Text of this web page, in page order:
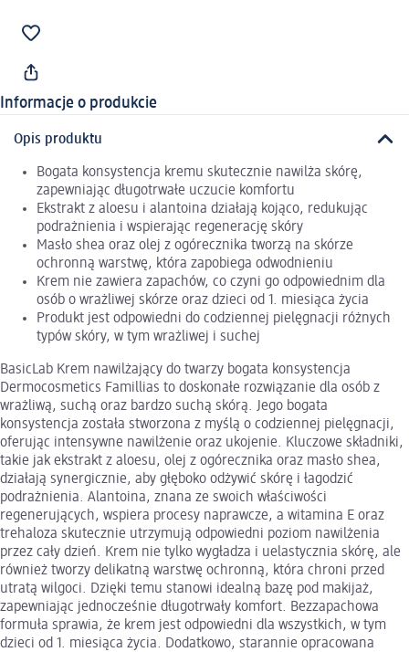
Informacje o produkcie
Opis produktu
Bogata konsystencja kremu skutecznie nawilża skórę,
zapewniając długotrwałe uczucie komfortu
Ekstrakt z aloesu i alantoina działają kojąco, redukując
podrażnienia i wspierając regenerację skóry
Masło shea oraz olej z ogórecznika tworzą na skórze
ochronną warstwę, która zapobiega odwodnieniu
Krem nie zawiera zapachów, co czyni go odpowiednim dla
osób o wrażliwej skórze oraz dzieci od 1. miesiąca życia
Produkt jest odpowiedni do codziennej pielęgnacji różnych
typów skóry, w tym wrażliwej i suchej
BasicLab Krem nawilżający do twarzy bogata konsystencja
Dermocosmetics Famillias to doskonałe rozwiązanie dla osób z
wrażliwą, suchą oraz bardzo suchą skórą. Jego bogata
konsystencja została stworzona z myślą o codziennej pielęgnacji,
oferując intensywne nawilżenie oraz ukojenie. Kluczowe składniki,
takie jak ekstrakt z aloesu, olej z ogórecznika oraz masło shea,
działają synergicznie, aby głęboko odżywić skórę i łagodzić
podrażnienia. Alantoina, znana ze swoich właściwości
regenerujących, wspiera procesy naprawcze, a witamina E oraz
trehaloza skutecznie utrzymują odpowiedni poziom nawilżenia
przez cały dzień. Krem nie tylko wygładza i uelastycznia skórę, ale
również tworzy delikatną warstwę ochronną, która chroni przed
utratą wilgoci. Dzięki temu stanowi idealną bazę pod makijaż,
zapewniając jednocześnie długotrwały komfort. Bezzapachowa
formuła sprawia, że krem jest odpowiedni dla wszystkich, w tym
dzieci od 1. miesiąca życia. Dodatkowo, starannie opracowana